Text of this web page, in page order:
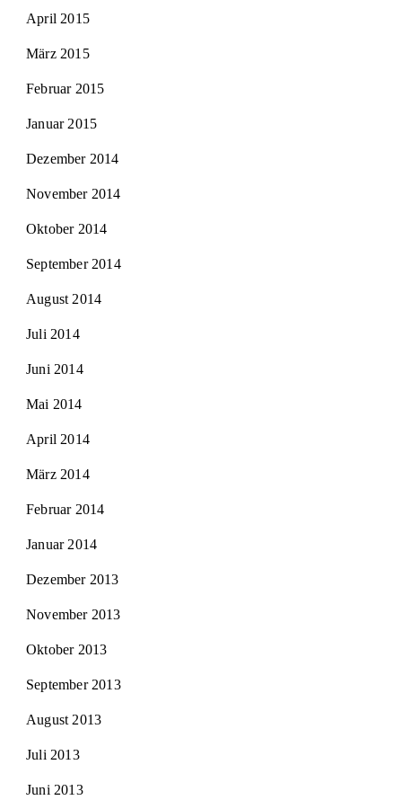
April 2015
März 2015
Februar 2015
Januar 2015
Dezember 2014
November 2014
Oktober 2014
September 2014
August 2014
Juli 2014
Juni 2014
Mai 2014
April 2014
März 2014
Februar 2014
Januar 2014
Dezember 2013
November 2013
Oktober 2013
September 2013
August 2013
Juli 2013
Juni 2013